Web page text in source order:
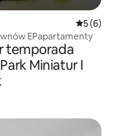
5 de
5 (6)
Apartamento RiverView & Spa Dziwnów EPapartamenty
temporada
Miniatur I